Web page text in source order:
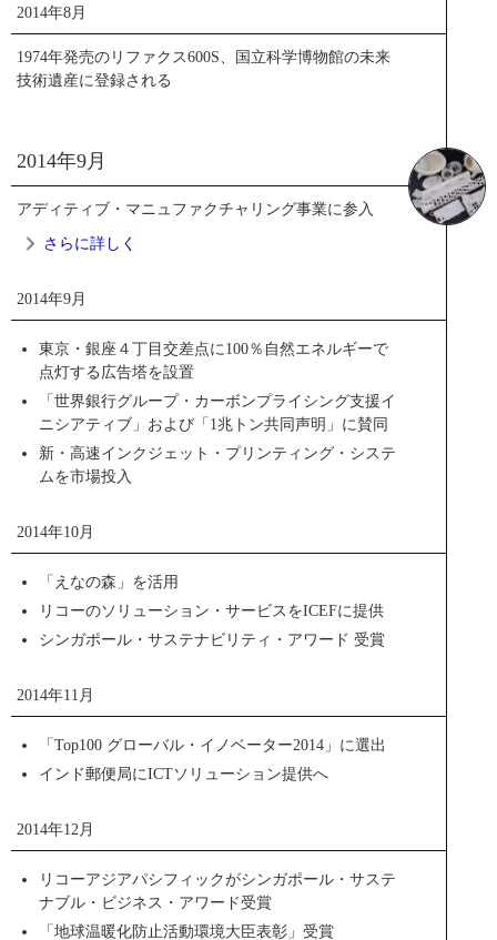
RICOH THETA
巻く空間全てをワンショットでキャプチャーできる点において。（2013年10月
時点。リコーイメージング社調べ）
ニュースリリース
商品サイト
トピックス一覧
2014年8月
1974年発売のリファクス600S、国立科学博物館の未来
技術遺産に登録される
2014年9月
アディティブ・マニュファクチャリング事業に参入
さらに詳しく
2014年9月
アディティブ・マニュファクチャリング事業
に参入
事業の第一弾として、ものづくりイノベーション拠点
売、3Dプリンター出力サービス、リコーの実践事例に基づ
くコンサルティング提案を展開し、順次グローバルに拠点
を拡張していく予定です。日本における販売はリコージャ
ニュースリリース
商品サイト
2014年9月
東京・銀座４丁目交差点に100％自然エネルギーで
点灯する広告塔を設置
「世界銀行グループ・カーボンプライシング支援イ
ニシアティブ」および「1兆トン共同声明」に賛同
新・高速インクジェット・プリンティング・システ
ムを市場投入
2014年10月
「えなの森」を活用
リコーのソリューション・サービスをICEFに提供
シンガポール・サステナビリティ・アワード 受賞
2014年11月
「Top100 グローバル・イノベーター2014」に選出
インド郵便局にICTソリューション提供へ
2014年12月
リコーアジアパシフィックがシンガポール・サステ
ナブル・ビジネス・アワード受賞
「地球温暖化防止活動環境大臣表彰」受賞